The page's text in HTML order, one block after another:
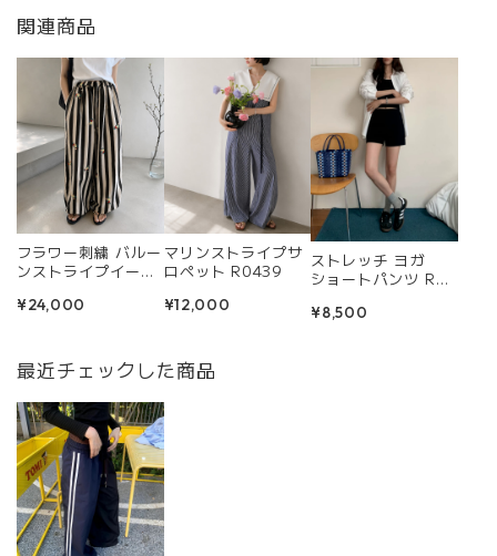
関連商品
フラワー刺繍 バルー
ンストライプイー
¥24,000
マリンストライプサ
ロペット R0439
¥12,000
ストレッチ ヨガ
ショートパンツ R04
¥8,500
最近チェックした商品